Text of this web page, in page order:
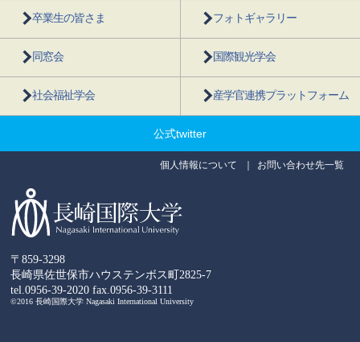
卒業生の皆さま フォトギャラリー
同窓会 国際観光学会
社会福祉学会 産学官連携プラットフォーム
公式twitter
〒859-3298
長崎県佐世保市ハウステンボス町2825-7
tel.0956-39-2020 fax.0956-39-3111
©2016 長崎国際大学 Nagasaki International University
個人情報について お問い合わせ先一覧